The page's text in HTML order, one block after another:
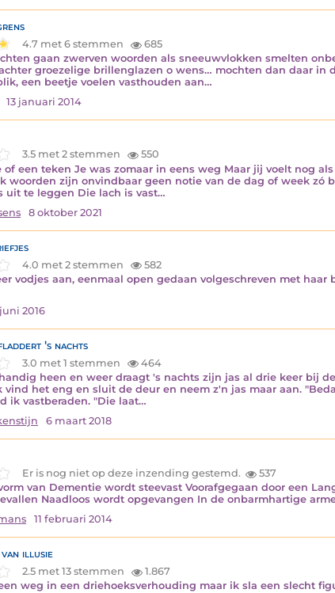
4.7 met 6 stemmen
685
gaan zwerven woorden als sneeuwvlokken smelten
groezelige brillenglazen o wens… mochten dan daar
een beetje voelen vasthouden aan…
13 januari 2014
3.5 met 2 stemmen
550
of een teken Je was zomaar in eens weg Maar jij voelt nog
woorden zijn onvindbaar geen notie van de dag of week
uit te leggen Die lach is vast…
8 oktober 2021
4.0 met 2 stemmen
582
vodjes aan, eenmaal open gedaan volgeschreven met
juni 2016
's nachts
3.0 met 1 stemmen
464
heen en weer draagt 's nachts zijn jas al drie keer bij
vind het eng en sluit de deur en neem z'n jas maar aan.
ik vastberaden. "Die laat…
6 maart 2018
Er is nog niet op deze inzending gestemd.
537
van Dementie wordt steevast Voorafgegaan door een
Naadloos wordt opgevangen In de onbarmhartige
11 februari 2014
illusie
2.5 met 13 stemmen
1.867
weg in een driehoeksverhouding maar ik sla een slecht